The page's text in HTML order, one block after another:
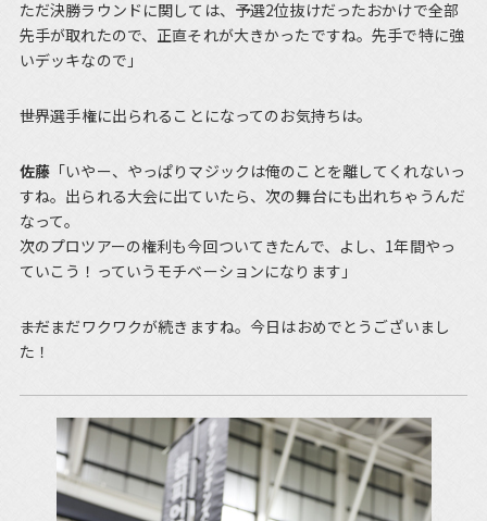
ただ決勝ラウンドに関しては、予選2位抜けだったおかけで全部
先手が取れたので、正直それが大きかったですね。先手で特に強
いデッキなので」
――世界選手権に出られることになってのお気持ちは。
佐藤 「いやー、やっぱりマジックは俺のことを離してくれないっ
すね。出られる大会に出ていたら、次の舞台にも出れちゃうんだ
なって。
次のプロツアーの権利も今回ついてきたんで、よし、1年間やっ
ていこう！っていうモチベーションになります」
――まだまだワクワクが続きますね。今日はおめでとうございまし
た！